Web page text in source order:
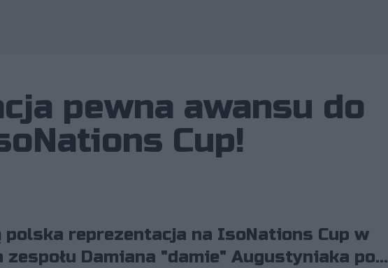
pewna awansu do
Cup!
reprezentacja na IsoNations Cup w
Damiana "damie" Augustyniaka po...